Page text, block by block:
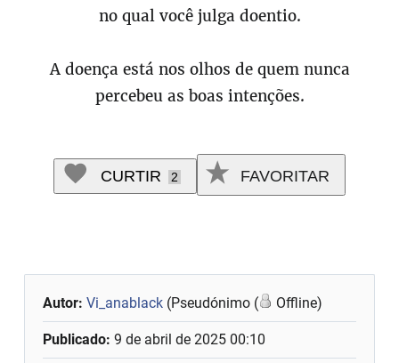
no qual você julga doentio.
A doença está nos olhos de quem nunca
percebeu as boas intenções.
CURTIR 2 FAVORITAR
Autor:Vi_anablack (Pseudónimo ( Offline)
Publicado:9 de abril de 2025 00:10